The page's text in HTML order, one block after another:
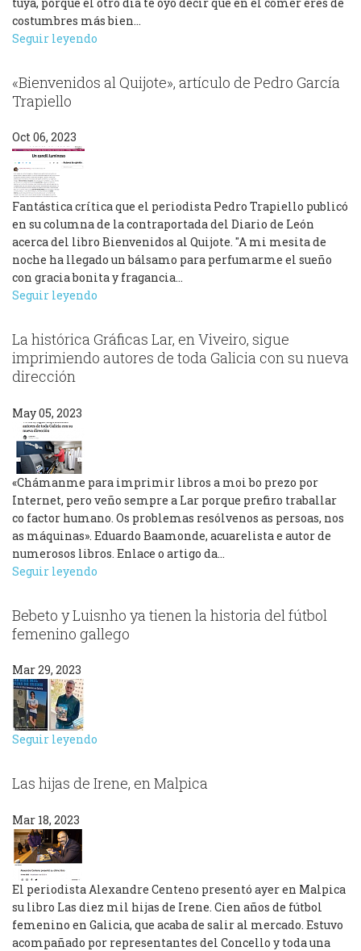
costumbres más bien…
Seguir leyendo
«Bienvenidos al Quijote», artículo de Pedro García
Trapiello
Oct 06, 2023
Fantástica crítica que el periodista Pedro Trapiello publicó
en su columna de la contraportada del Diario de León
acerca del libro Bienvenidos al Quijote. "A mi mesita de
noche ha llegado un bálsamo para perfumarme el sueño
con gracia bonita y fragancia…
Seguir leyendo
La histórica Gráficas Lar, en Viveiro, sigue
imprimiendo autores de toda Galicia con su nueva
dirección
May 05, 2023
«Chámanme para imprimir libros a moi bo prezo por
Internet, pero veño sempre a Lar porque prefiro traballar
co factor humano. Os problemas resólvenos as persoas, nos
as máquinas». Eduardo Baamonde, acuarelista e autor de
numerosos libros. Enlace o artigo da…
Seguir leyendo
Bebeto y Luisnho ya tienen la historia del fútbol
femenino gallego
Mar 29, 2023
Seguir leyendo
Las hijas de Irene, en Malpica
Mar 18, 2023
El periodista Alexandre Centeno presentó ayer en Malpica
su libro Las diez mil hijas de Irene. Cien años de fútbol
femenino en Galicia, que acaba de salir al mercado. Estuvo
acompañado por representantes del Concello y toda una